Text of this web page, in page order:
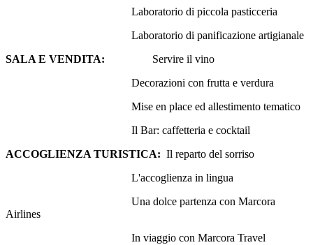
Laboratorio di piccola pasticceria
Laboratorio di panificazione artigianale
SALA E VENDITA: Servire il vino
Decorazioni con frutta e verdura
Mise en place ed allestimento tematico
Il Bar: caffetteria e cocktail
ACCOGLIENZA TURISTICA: Il reparto del sorriso
L'accoglienza in lingua
Una dolce partenza con Marcora
Airlines
In viaggio con Marcora Travel